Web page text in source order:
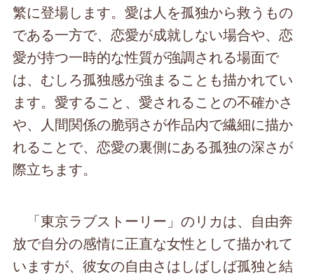
繁に登場します。愛は人を孤独から救うもの
である一方で、恋愛が成就しない場合や、恋
愛が持つ一時的な性質が強調される場面で
は、むしろ孤独感が強まることも描かれてい
ます。愛すること、愛されることの不確かさ
や、人間関係の脆弱さが作品内で繊細に描か
れることで、恋愛の裏側にある孤独の深さが
際立ちます。
「東京ラブストーリー」のリカは、自由奔
放で自分の感情に正直な女性として描かれて
いますが、彼女の自由さはしばしば孤独と結